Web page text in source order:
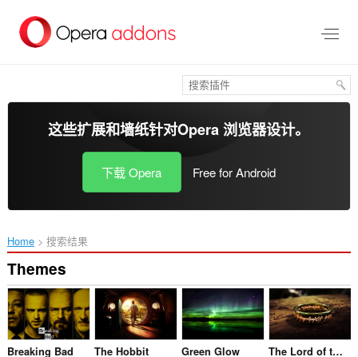
这些扩展和墙纸针对Opera 浏览器设计。
下载 Opera Free for Android
Home 搜索结果
Themes
Breaking Bad The Hobbit Green Glow The Lord of the Rings